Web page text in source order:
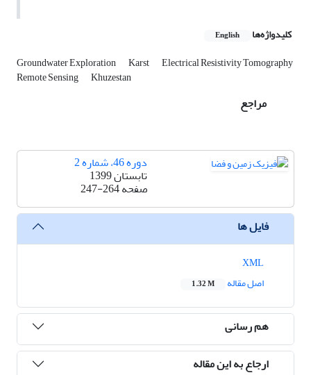
کلیدواژه‌ها English
Groundwater Exploration Karst Electrical Resistivity Tomography
Remote Sensing Khuzestan
مراجع
دوره 46، شماره 2
تابستان 1399
صفحه247-264
فایل ها
اصل مقاله
1.32 M
هم رسانی
ارجاع به این مقاله